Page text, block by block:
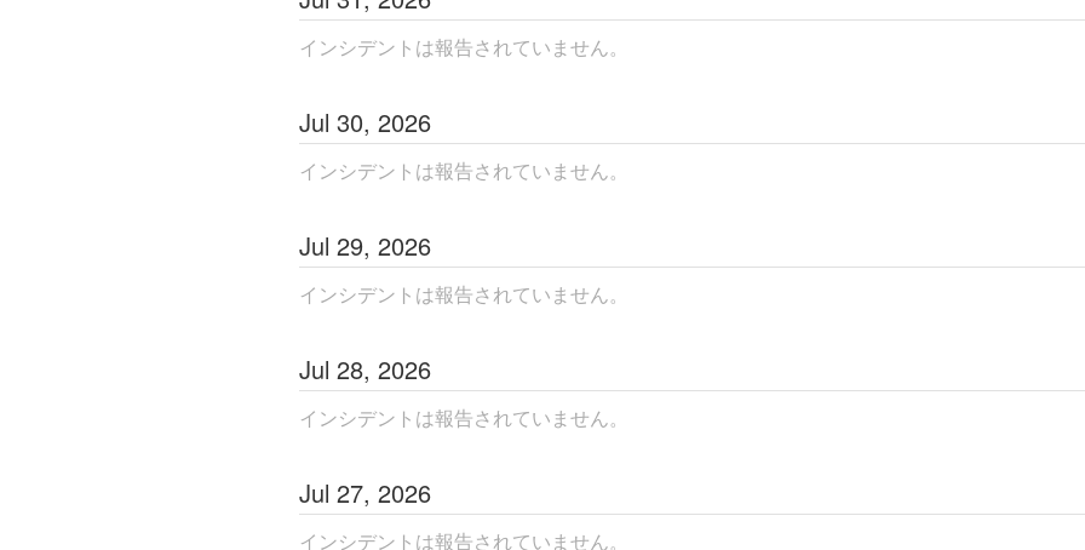
インシデントは報告されていません。
Jul 30, 2026
インシデントは報告されていません。
Jul 29, 2026
インシデントは報告されていません。
Jul 28, 2026
インシデントは報告されていません。
Jul 27, 2026
インシデントは報告されていません。